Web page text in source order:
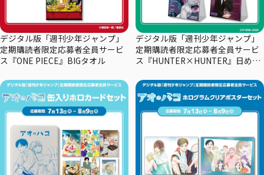
デジタル版「週刊少年ジャンプ」
定期購読者限定応募者全員サービ
ス『ONE PIECE』BIGタオル
デジタル版「週刊少年ジャンプ」
定期購読者限定応募者全員サービ
ス『HUNTER×HUNTER』日めく